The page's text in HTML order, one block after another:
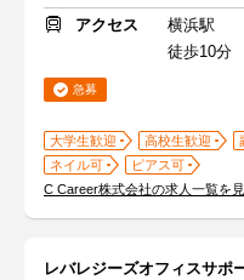
アクセス
横浜駅
徒歩10分
急募
大学生歓迎 高校生歓迎
ネイル可
ピアス可
C Career株式会社の求人一覧を
レバレジーズオフィスサポ